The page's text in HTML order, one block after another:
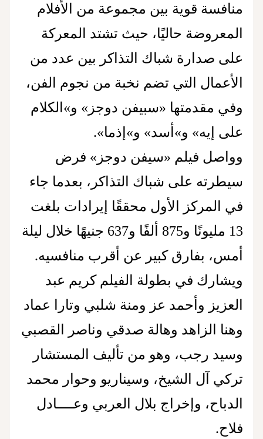
منافسة قوية بين مجموعة من الأفلام
المعروضة حاليًا، حيث تشتد المعركة
على صدارة شباك التذاكر بين عدد من
الأعمال التي تضم نخبة من نجوم الفن،
وفي مقدمتها «سبيفن دوجز» و»الكلام
على إيه» و»أسد» و»إذما».
وواصل فيلم «سيفن دوجز» فرض
سيطرته على شباك التذاكر، بعدما جاء
في المركز الأول محققًا إيرادات بلغت
13 مليونًا و875 ألفًا و637 جنيهًا خلال ليلة
أمس، بفارق كبير عن أقرب منافسيه.
ويشارك في بطولة الفيلم كريم عبد
العزيز وأحمد عز ومنة شلبي وتارا عماد
وهنا الزاهد وهالة صدقي وناصر القصبي
وسيد رجب، وهو من تأليف المستشار
تركي آل الشيخ، وسيناريو وحوار محمد
الدباح، وإخراج بلال العربي وعــــادل
فلاح.